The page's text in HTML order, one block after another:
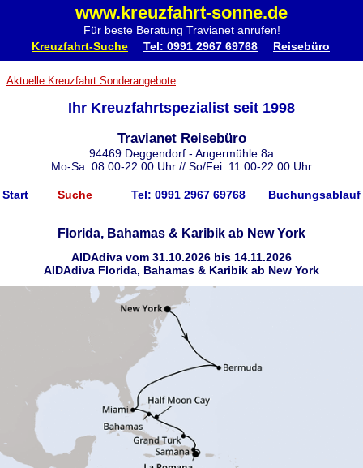
www.kreuzfahrt-sonne.de
Für beste Beratung Travianet anrufen!
Kreuzfahrt-Suche Tel: 0991 2967 69768 Reisebüro
Aktuelle Kreuzfahrt Sonderangebote
Ihr Kreuzfahrtspezialist seit 1998
Travianet Reisebüro
94469 Deggendorf - Angermühle 8a
Mo-Sa: 08:00-22:00 Uhr // So/Fei: 11:00-22:00 Uhr
Start Suche Tel: 0991 2967 69768 Buchungsablauf
Florida, Bahamas & Karibik ab New York
AIDAdiva vom 31.10.2026 bis 14.11.2026
AIDAdiva Florida, Bahamas & Karibik ab New York